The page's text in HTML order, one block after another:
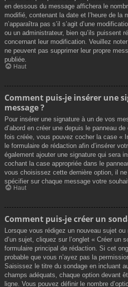
en dessous du message affichera le
modifié, contenant la date et l’heure de la
n’apparaîtra pas s’il s’agit d’une
ou un administrateur, bien qu’ils puissent
concernant leur modification. Veuillez
ne peuvent pas supprimer leur propre
publiée.
Haut
Comment puis-je insérer une
message ?
Pour insérer une signature à un de vos
d’abord en créer une depuis le panneau
fois créée, vous pouvez cocher la case «
le formulaire de rédaction afin d’insérer
également ajouter une signature qui sera
cochant la case appropriée dans le
vous choisissez cette dernière option, il
spécifier sur chaque message votre
Haut
Comment puis-je créer un
Lorsque vous rédigez un nouveau sujet
d’un sujet, cliquez sur l’onglet « Créer un
formulaire principal de rédaction. Si cet
probable que vous n’ayez pas la
Saisissez le titre du sondage en incluant
champs adéquats, chaque option devant
ligne. Vous pouvez définir le nombre